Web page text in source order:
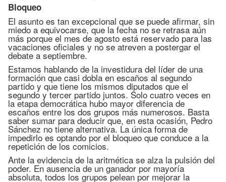
Bloqueo
El asunto es tan excepcional que se puede afirmar, sin
miedo a equivocarse, que la fecha no se retrasa aún
más porque el mes de agosto está reservado para las
vacaciones oficiales y no se atreven a postergar el
debate a septiembre.
Estamos hablando de la investidura del líder de una
formación que casi dobla en escaños al segundo
partido y que tiene los mismos diputados que el
segundo y tercer partido juntos. Solo cuatro veces en
la etapa democrática hubo mayor diferencia de
escaños entre los dos grupos más numerosos. Basta
saber sumar para deducir que, en esta ocasión, Pedro
Sánchez no tiene alternativa. La única forma de
impedirlo es optando por el bloqueo que conduce a la
repetición de los comicios.
Ante la evidencia de la aritmética se alza la pulsión del
poder. En ausencia de un ganador por mayoría
absoluta, todos los grupos pelean por mejorar la